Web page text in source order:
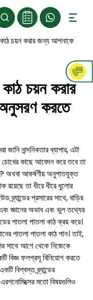
কাঠ চয়ন করার জন্য আপনাকে
চয়ন করার
করতে
নান্দনিকতার ব্যাপার, এটা
চোখের কাছে আবেদন করে তবে তা
অথবা আকর্ষণীয় অনুপাতযুক্ত
রয়েছে তা ধীরে ধীরে ধুলোর
ব্র্যান্ডের প্রসারের সাথে, বাড়ির
জ্ঞানের অভাব এবং ভুল তথ্যের
পাতলা পাতলা কাঠ ক্রয় করে।
পাতলা পাতলা কাঠ পান। তাই,
সাথে আগে থেকে নিজেকে
বিজ্ঞ ফলপ্রসূ বিনিয়োগ করতে
বিশ্বস্ত ব্র্যান্ডের
মতো বিষয়গুলিও